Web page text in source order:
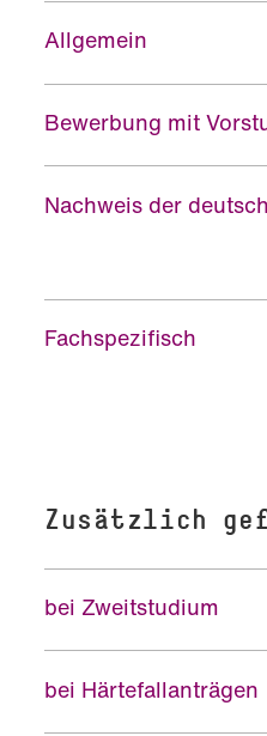
Allgemein
Bewerbung mit
Nachweis der
Fachspezifisch
Zusätzlich
bei Zweitstudium
bei Härtefallanträgen